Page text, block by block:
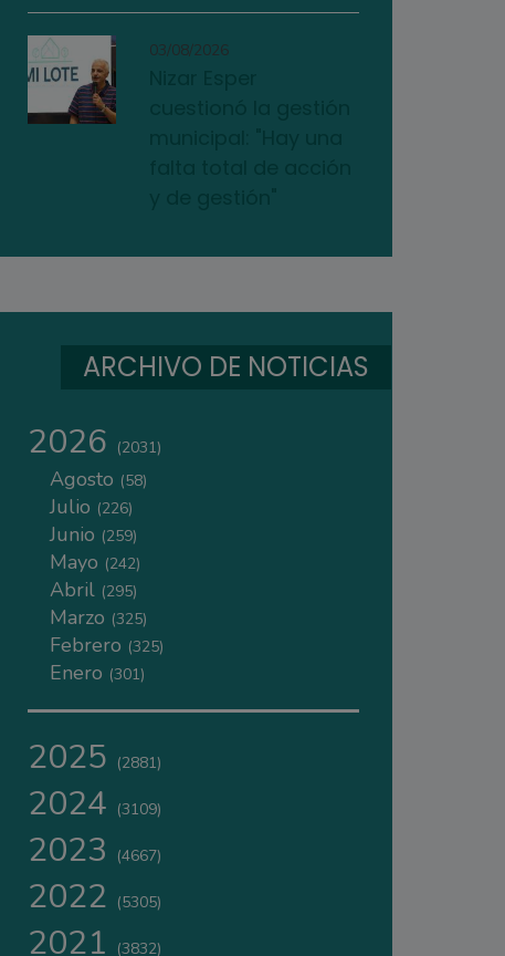
03/08/2026
ARCHIVO DE NOTICIAS
2026 (2031)
Agosto (58)
Julio (226)
Junio (259)
Mayo (242)
Abril (295)
Marzo (325)
Febrero (325)
Enero (301)
2025 (2881)
2024 (3109)
2023 (4667)
2022 (5305)
2021 (3832)